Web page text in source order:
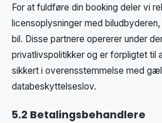
For at fuldføre din booking deler vi
licensoplysninger med
bil. Disse partnere opererer under
privatlivspolitikker og er forpligtet til
sikkert i overensstemmelse med
databeskyttelseslov.
5.2 Betalingsbehandlere